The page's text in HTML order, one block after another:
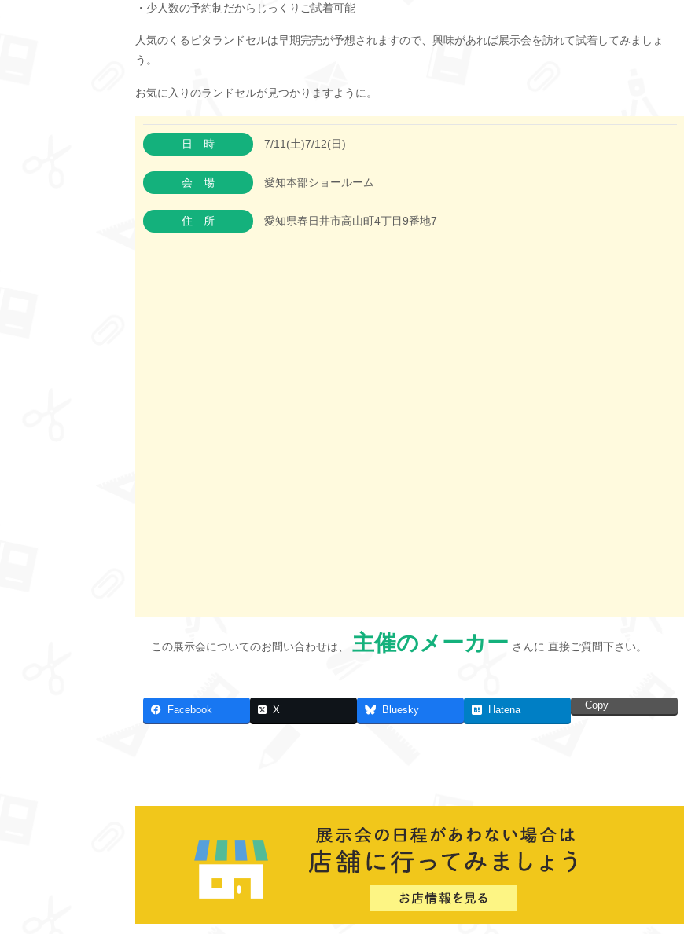
・少人数の予約制だからじっくりご試着可能
人気のくるピタランドセルは早期完売が予想されますので、興味があれば展示会を訪れて試着してみましょ
う。
お気に入りのランドセルが見つかりますように。
日時 7/11(土)7/12(日)
会場 愛知本部ショールーム
住所 愛知県春日井市高山町4丁目9番地7
この展示会についてのお問い合わせは、 主催のメーカー さんに 直接ご質問下さい。
Facebook X Bluesky Hatena Copy